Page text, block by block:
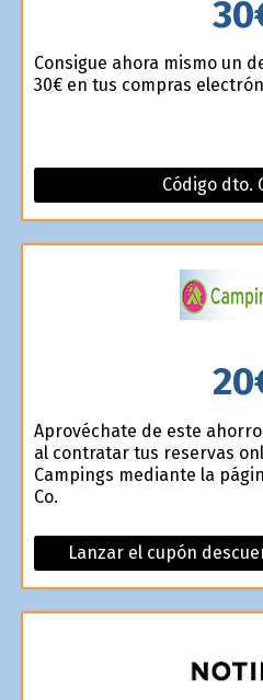
Consigue ahora mismo un
30€ en tus compras
Código dto.
Aprovéchate de este
al contratar tus reservas
Campings mediante la
Co.
Lanzar el cupón